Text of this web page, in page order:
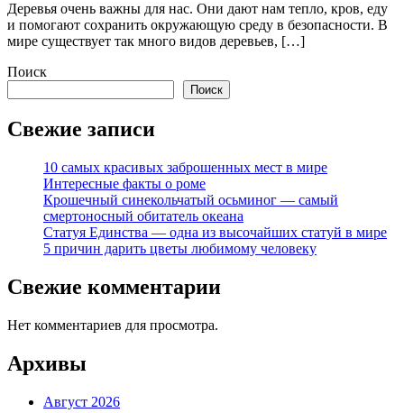
Деревья очень важны для нас. Они дают нам тепло, кров, еду
и помогают сохранить окружающую среду в безопасности. В
мире существует так много видов деревьев, […]
Поиск
Поиск
Свежие записи
10 самых красивых заброшенных мест в мире
Интересные факты о роме
Крошечный синекольчатый осьминог — самый
смертоносный обитатель океана
Статуя Единства — одна из высочайших статуй в мире
5 причин дарить цветы любимому человеку
Свежие комментарии
Нет комментариев для просмотра.
Архивы
Август 2026